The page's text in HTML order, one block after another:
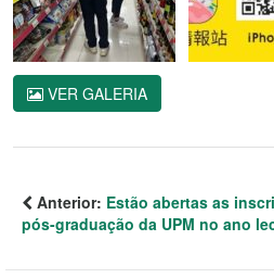
VER GALERIA
Anterior: Estão abertas as
pós-graduação da UPM no ano